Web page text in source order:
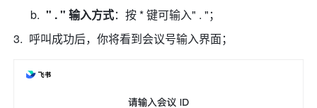
" . " 输入方式：按 * 键可输入" . "；
呼叫成功后，你将看到会议号输入界面；